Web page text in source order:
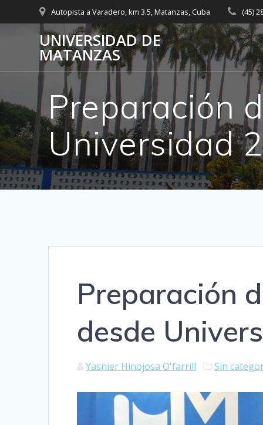
al
contenido
Autopista a Varadero, km 3.5, Matanzas, Cuba (45)
UNIVERSIDAD DE
MATANZAS
Preparación
Universidad
Preparación
desde
Yasnier Hinojosa O'farrill Sin